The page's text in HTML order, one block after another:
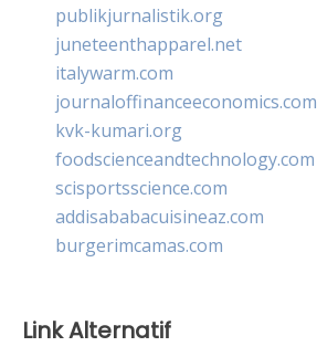
publikjurnalistik.org
juneteenthapparel.net
italywarm.com
journaloffinanceeconomics.com
kvk-kumari.org
foodscienceandtechnology.com
scisportsscience.com
addisababacuisineaz.com
burgerimcamas.com
Link Alternatif